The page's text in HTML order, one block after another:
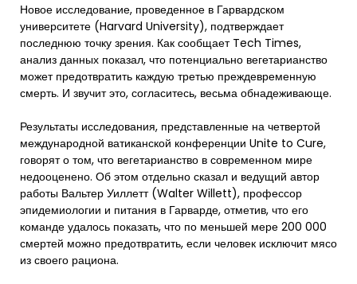
Новое исследование, проведенное в Гарвардском
университете (Harvard University), подтверждает
последнюю точку зрения. Как сообщает Tech Times,
анализ данных показал, что потенциально вегетарианство
может предотвратить каждую третью преждевременную
смерть. И звучит это, согласитесь, весьма обнадеживающе.
Результаты исследования, представленные на четвертой
международной ватиканской конференции Unite to Cure,
говорят о том, что вегетарианство в современном мире
недооценено. Об этом отдельно сказал и ведущий автор
работы Вальтер Уиллетт (Walter Willett), профессор
эпидемиологии и питания в Гарварде, отметив, что его
команде удалось показать, что по меньшей мере 200 000
смертей можно предотвратить, если человек исключит мясо
из своего рациона.